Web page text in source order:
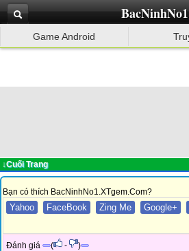
Game Android
↓Cuối Trang
Bạn có thích BacNinhNo1.XTgem.Com?
Yahoo FaceBook Zing Me Google+
Đánh giá ( - )